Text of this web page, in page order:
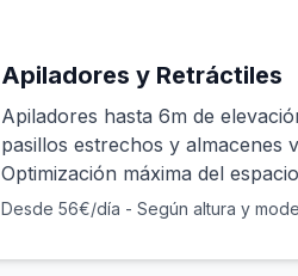
Apiladores y Retráctiles
Apiladores hasta 6m de
pasillos estrechos y almacenes
Optimización máxima del
Desde 56€/día - Según altura y